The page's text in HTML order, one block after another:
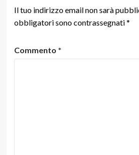
Il tuo indirizzo email non sarà
obbligatori sono contrassegnati*
Commento *